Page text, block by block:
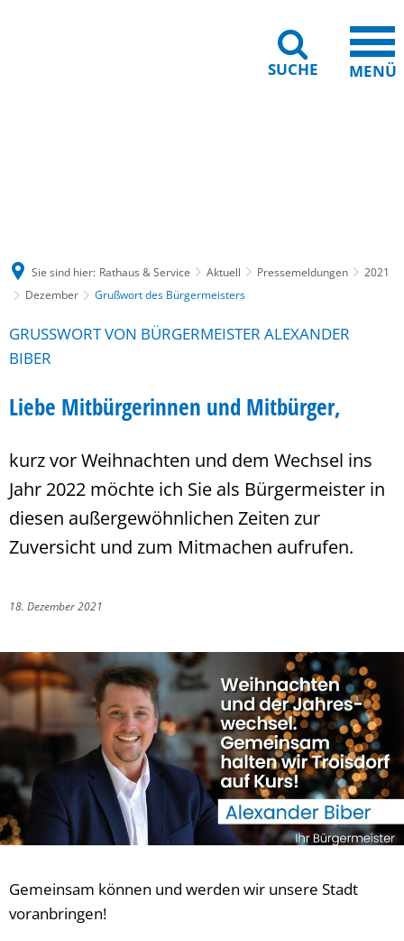
SUCHE MENÜ
Sie sind hier: Rathaus & Service Aktuell Pressemeldungen
2021
Dezember
Grußwort des Bürgermeisters
GRUSSWORT VON BÜRGERMEISTER ALEXANDER B
IBER
Liebe Mitbürgerinnen und Mitbürger,
kurz vor Weihnachten und dem Wechsel ins
Jahr 2022 möchte ich Sie als Bürgermeister in
diesen außergewöhnlichen Zeiten zur
Zuversicht und zum Mitmachen aufrufen.
18. Dezember 2021
Gemeinsam können und werden wir unsere Stadt
voranbringen!